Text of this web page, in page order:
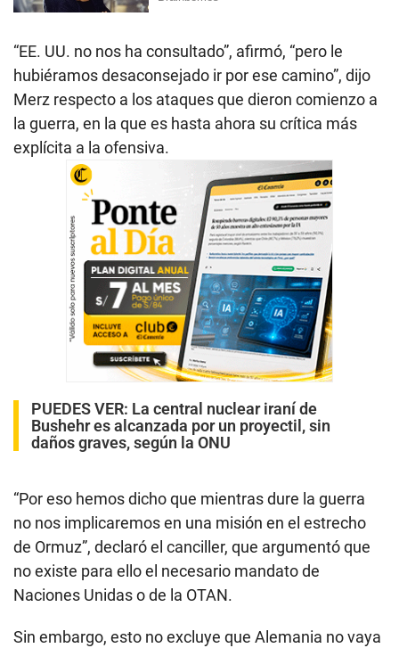
“EE. UU. no nos ha consultado”, afirmó, “pero le
hubiéramos desaconsejado ir por ese camino”, dijo
Merz respecto a los ataques que dieron comienzo a
la guerra, en la que es hasta ahora su crítica más
explícita a la ofensiva.
PUEDES VER: La central nuclear iraní de
Bushehr es alcanzada por un proyectil, sin
daños graves, según la ONU
“Por eso hemos dicho que mientras dure la guerra
no nos implicaremos en una misión en el estrecho
de Ormuz”, declaró el canciller, que argumentó que
no existe para ello el necesario mandato de
Naciones Unidas o de la OTAN.
Sin embargo, esto no excluye que Alemania no vaya